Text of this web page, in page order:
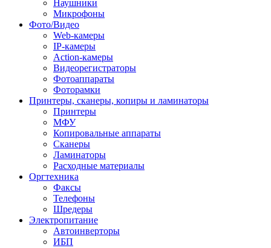
Наушники
Микрофоны
Фото/Видео
Web-камеры
IP-камеры
Action-камеры
Видеорегистраторы
Фотоаппараты
Фоторамки
Принтеры, сканеры, копиры и ламинаторы
Принтеры
МФУ
Копировальные аппараты
Сканеры
Ламинаторы
Расходные материалы
Оргтехника
Факсы
Телефоны
Шредеры
Электропитание
Автоинверторы
ИБП